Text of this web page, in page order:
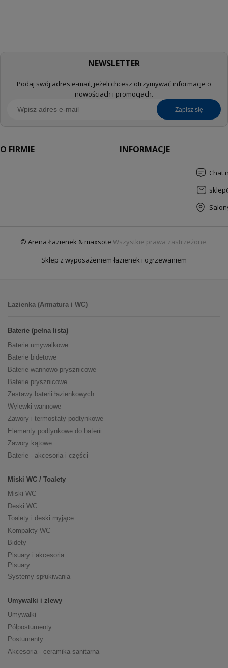
NEWSLETTER
Podaj swój adres e-mail, jeżeli chcesz otrzymywać informacje o
nowościach i promocjach.
zapisz się
O FIRMIE INFORMACJE
Chat
© Arena Łazienek & maxsote Wszystkie prawa zastrzeżone.
Sklep z wyposażeniem łazienek i ogrzewaniem
Łazienka (Armatura i WC)
Baterie (pełna lista)
Baterie umywalkowe
Baterie bidetowe
Baterie wannowo-prysznicowe
Baterie prysznicowe
Zestawy baterii łazienkowych
Wylewki wannowe
Zawory i termostaty podtynkowe
Elementy podtynkowe do baterii
Zawory kątowe
Baterie - akcesoria i części
Miski WC / Toalety
Miski WC
Deski WC
Toalety i deski myjące
Kompakty WC
Bidety
Pisuary i akcesoria
Pisuary
Systemy spłukiwania
Umywalki i zlewy
Umywalki
Półpostumenty
Postumenty
Akcesoria - ceramika sanitarna